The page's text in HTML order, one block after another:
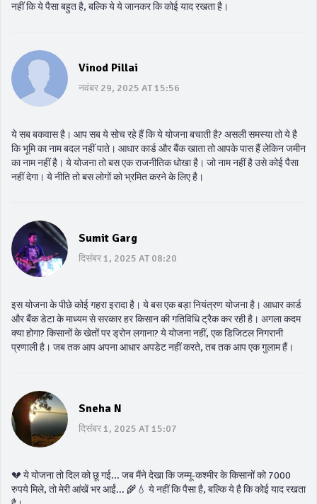
नहीं कि ये पैसा बहुत है, बल्कि ये ये जानकर कि कोई याद रखता है।
Vinod Pillai
नवंबर 29, 2025 AT 15:56
ये सब बकवास है। आप सब ये सोच रहे हैं कि ये योजना बचाती है? असली समस्या तो ये है
कि भूमि का नाम बदल नहीं पाते। आधार कार्ड और बैंक खाता तो आपके पास हैं लेकिन जमीन
का नाम नहीं है। ये योजना तो बस एक राजनीतिक धोखा है। जो नाम नहीं है उसे कोई पैसा
नहीं देगा। ये नीति तो बस लोगों को भ्रमित करने के लिए है।
Sumit Garg
दिसंबर 1, 2025 AT 08:20
इस योजना के पीछे कोई गहरा इरादा है। ये बस एक बड़ा नियंत्रण योजना है। आधार कार्ड
और बैंक डेटा के माध्यम से सरकार हर किसान की गतिविधि ट्रैक कर रही है। अगला कदम
क्या होगा? किसानों के खेतों पर ड्रोन लगाना? ये योजना नहीं, एक डिजिटल निगरानी
प्रणाली है। जब तक आप अपना आधार अपडेट नहीं करते, तब तक आप एक गुलाम हैं।
Sneha N
दिसंबर 1, 2025 AT 15:07
💔 ये योजना तो दिल को छू गई... जब मैंने देखा कि जम्मू-कश्मीर के किसानों को 7000
रुपये मिले, तो मेरी आंखें भर आईं... 🌾💧 ये नहीं कि पैसा है, बल्कि ये है कि कोई याद रखता